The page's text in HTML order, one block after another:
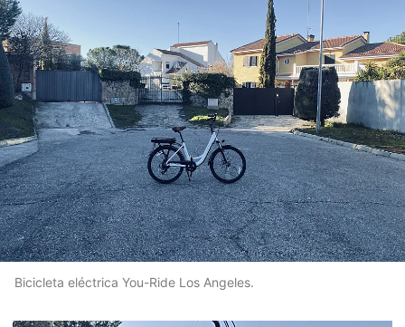
Bicicleta eléctrica You-Ride Los Angeles.